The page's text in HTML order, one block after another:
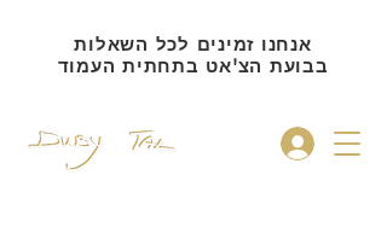
אנחנו זמינים לכל השאלות
בבועת הצ'אט בתחתית העמוד